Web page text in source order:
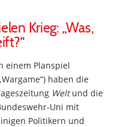
Krieg: „Was,
einem Planspiel
haben die
Weltund die
Uni mit
Politikern und